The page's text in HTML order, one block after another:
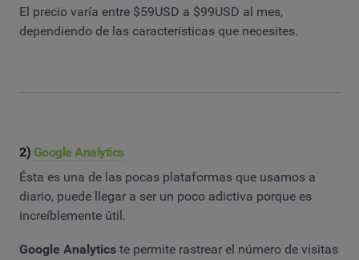
El precio varía entre $59USD a $99USD al mes,
dependiendo de las características que necesites.
2) Google Analytics
Ésta es una de las pocas plataformas que usamos a
diario, puede llegar a ser un poco adictiva porque es
increíblemente útil.
Google Analytics te permite rastrear el número de visitas